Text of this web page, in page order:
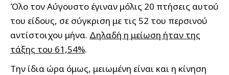
Όλο τον Αύγουστο έγιναν μόλις 20 πτήσεις αυτού
του είδους, σε σύγκριση με τις 52 του περσινού
αντίστοιχου μήνα. Δηλαδή η μείωση ήταν της
τάξης του 61,54%.
Την ίδια ώρα όμως, μειωμένη είναι και η κίνηση